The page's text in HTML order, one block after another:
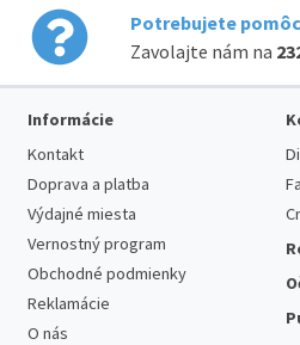
Potrebujete
Zavolajte nám na
Informácie
Kontakt
Doprava a platba
Výdajné miesta
Vernostný program
Obchodné podmienky
Reklamácie
O nás